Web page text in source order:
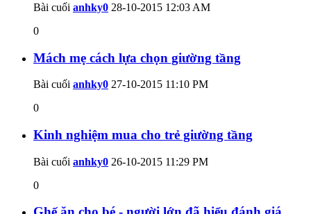
Bài cuối anhky0 28-10-2015 12:03 AM
0
Mách mẹ cách lựa chọn giường tầng
Bài cuối anhky0 27-10-2015 11:10 PM
0
Kinh nghiệm mua cho trẻ giường tầng
Bài cuối anhky0 26-10-2015 11:29 PM
0